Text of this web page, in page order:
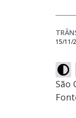
15/11/
São